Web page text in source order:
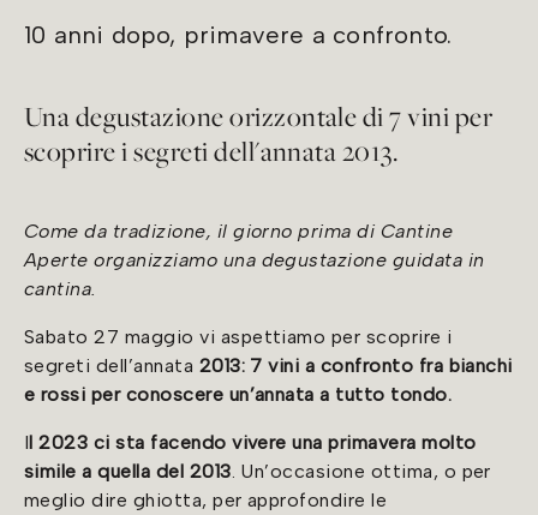
10 anni dopo, primavere a confronto.
Una degustazione orizzontale di 7 vini per
scoprire i segreti dell'annata 2013.
Come da tradizione, il giorno prima di Cantine
Aperte organizziamo una degustazione guidata in
cantina.
Sabato 27 maggio vi aspettiamo per scoprire i
segreti dell’annata 2013: 7 vini a confronto fra bianchi
e rossi per conoscere un’annata a tutto tondo.
Il 2023 ci sta facendo vivere una primavera molto
simile a quella del 2013 . Un’occasione ottima, o per
meglio dire ghiotta, per approfondire le